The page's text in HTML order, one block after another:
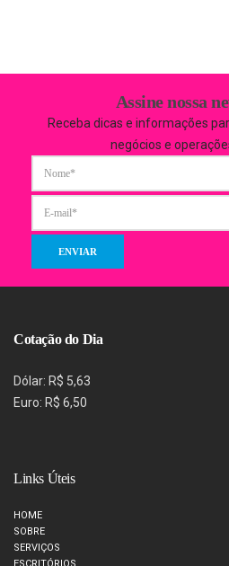
Assine nossa
Receba dicas e informações
negócios e
Cotação do Dia
Dólar: R$ 5,63
Euro: R$ 6,50
Links Úteis
HOME
SOBRE
SERVIÇOS